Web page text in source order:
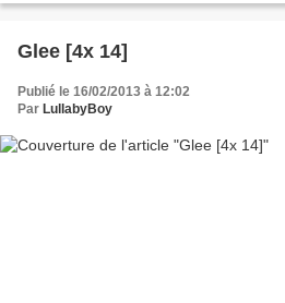
Glee [4x 14]
Publié le 16/02/2013 à 12:02
Par LullabyBoy